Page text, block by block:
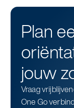
Plan
jouw
Vraag
One Go